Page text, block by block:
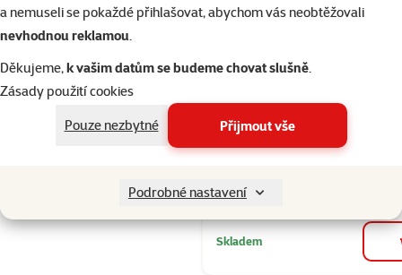
a nemuseli se pokaždé přihlašovat, abychom vás neobtěžovali
nevhodnou reklamou.
Děkujeme,k vašim datům se budeme chovat slušně.
Zásady použití cookies
Pouze nezbytné
Přijmout vše
Podrobné nastavení
Seřadit Hodnocení
Cena
74 Kč
3+1
zdarma
Skladem